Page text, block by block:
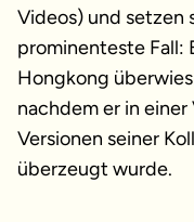
Videos) und setzen
prominenteste Fall:
Hongkong
nachdem er in
Versionen seiner
überzeugt wurde.